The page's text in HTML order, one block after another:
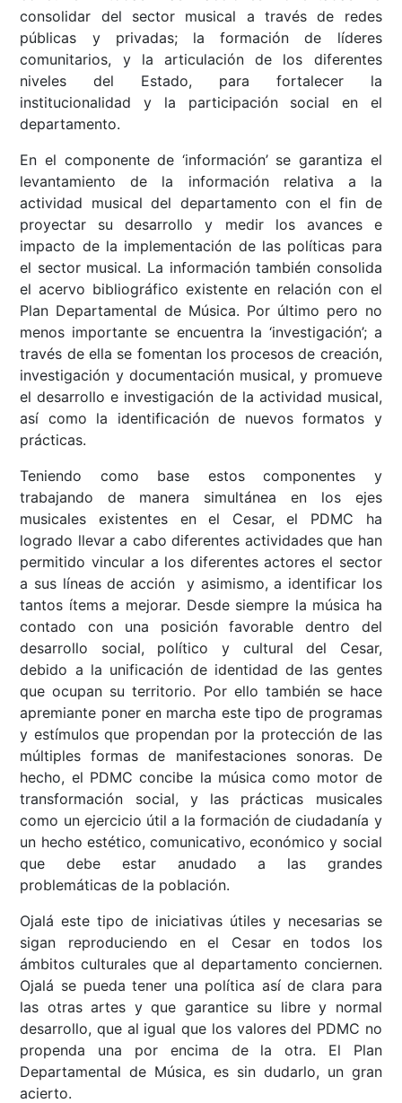
consolidar del sector musical a través de redes
públicas y privadas; la formación de líderes
comunitarios, y la articulación de los diferentes
niveles del Estado, para fortalecer la
institucionalidad y la participación social en el
departamento.
En el componente de ‘información’ se garantiza el
levantamiento de la información relativa a la
actividad musical del departamento con el fin de
proyectar su desarrollo y medir los avances e
impacto de la implementación de las políticas para
el sector musical. La información también consolida
el acervo bibliográfico existente en relación con el
Plan Departamental de Música. Por último pero no
menos importante se encuentra la ‘investigación’; a
través de ella se fomentan los procesos de creación,
investigación y documentación musical, y promueve
el desarrollo e investigación de la actividad musical,
así como la identificación de nuevos formatos y
prácticas.
Teniendo como base estos componentes y
trabajando de manera simultánea en los ejes
musicales existentes en el Cesar, el PDMC ha
logrado llevar a cabo diferentes actividades que han
permitido vincular a los diferentes actores el sector
a sus líneas de acción y asimismo, a identificar los
tantos ítems a mejorar. Desde siempre la música ha
contado con una posición favorable dentro del
desarrollo social, político y cultural del Cesar,
debido a la unificación de identidad de las gentes
que ocupan su territorio. Por ello también se hace
apremiante poner en marcha este tipo de programas
y estímulos que propendan por la protección de las
múltiples formas de manifestaciones sonoras. De
hecho, el PDMC concibe la música como motor de
transformación social, y las prácticas musicales
como un ejercicio útil a la formación de ciudadanía y
un hecho estético, comunicativo, económico y social
que debe estar anudado a las grandes
problemáticas de la población.
Ojalá este tipo de iniciativas útiles y necesarias se
sigan reproduciendo en el Cesar en todos los
ámbitos culturales que al departamento conciernen.
Ojalá se pueda tener una política así de clara para
las otras artes y que garantice su libre y normal
desarrollo, que al igual que los valores del PDMC no
propenda una por encima de la otra. El Plan
Departamental de Música, es sin dudarlo, un gran
acierto.